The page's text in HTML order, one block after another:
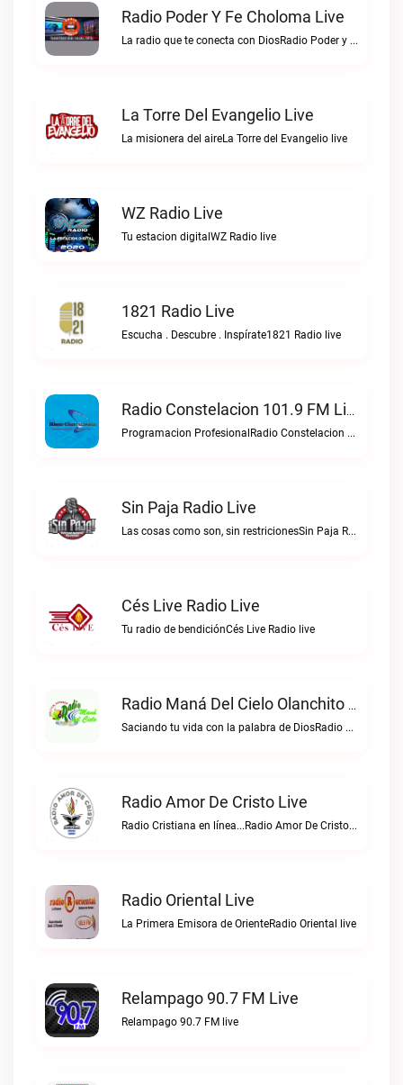
Radio Poder Y Fe Choloma Live
La radio que te conecta con DiosRadio Poder y Fe Choloma live
La Torre Del Evangelio Live
La misionera del aireLa Torre del Evangelio live
WZ Radio Live
Tu estacion digitalWZ Radio live
1821 Radio Live
Escucha . Descubre . Inspírate1821 Radio live
Radio Constelacion 101.9 FM Live
Programacion ProfesionalRadio Constelacion 101.9 FM live
Sin Paja Radio Live
Las cosas como son, sin restricionesSin Paja Radio live
Cés Live Radio Live
Tu radio de bendiciónCés Live Radio live
Radio Maná Del Cielo Olanchito Live
Saciando tu vida con la palabra de DiosRadio Maná del Cielo Olanchito live
Radio Amor De Cristo Live
Radio Cristiana en línea...Radio Amor De Cristo live
Radio Oriental Live
La Primera Emisora de OrienteRadio Oriental live
Relampago 90.7 FM Live
Relampago 90.7 FM live